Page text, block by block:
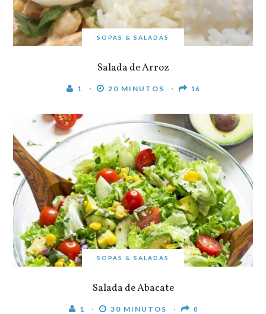
SOPAS & SALADAS
Salada de Arroz
1 20 MINUTOS 16
SOPAS & SALADAS
Salada de Abacate
1 30 MINUTOS 0